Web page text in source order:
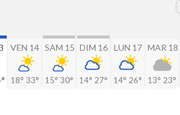
VEN 14
18° 33°
SAM 15
15° 30°
DIM 16
14° 27°
LUN 17
14° 26°
MAR 18
13° 23°